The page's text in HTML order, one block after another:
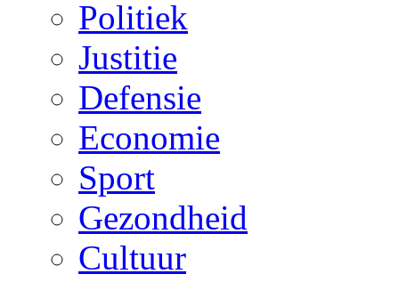
Politiek
Justitie
Defensie
Economie
Sport
Gezondheid
Cultuur